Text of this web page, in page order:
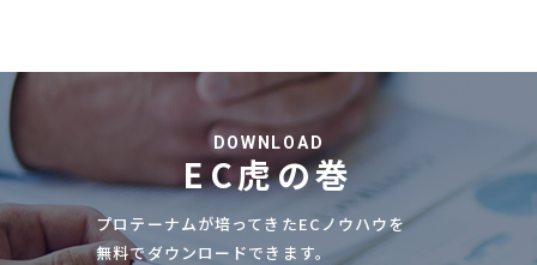
DOWNLOAD
EC虎の巻
プロテーナムが培ってきたECノウハウを
無料でダウンロードできます。